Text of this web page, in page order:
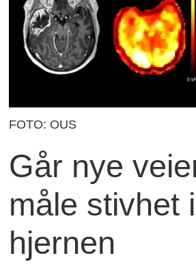
FOTO: OUS
Går nye
måle stivhet i
hjernen